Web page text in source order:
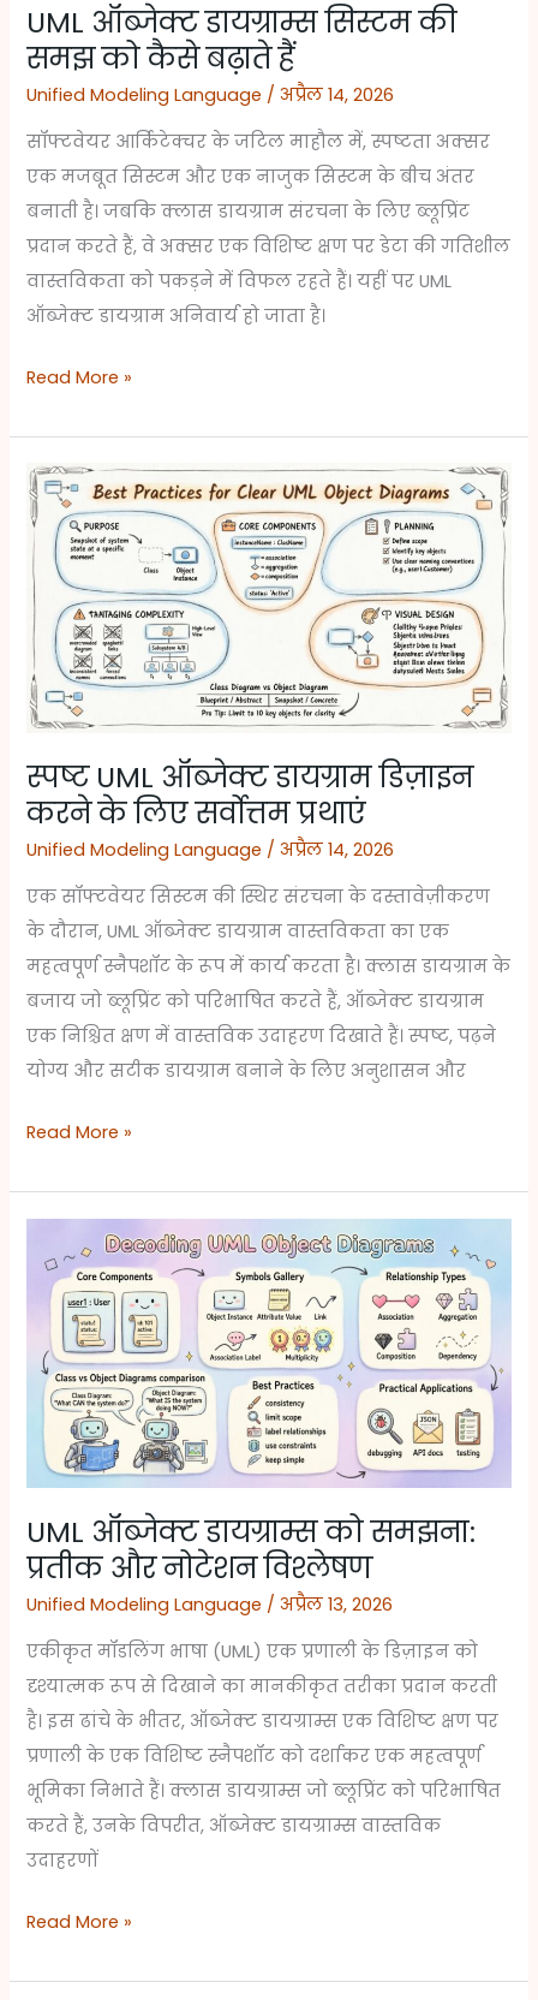
UML ऑब्जेक्ट डायग्राम्स सिस्टम की
समझ को कैसे बढ़ाते हैं
Unified Modeling Language /अप्रैल 14, 2026
सॉफ्टवेयर आर्किटेक्चर के जटिल माहौल में, स्पष्टता अक्सर
एक मजबूत सिस्टम और एक नाजुक सिस्टम के बीच अंतर
बनाती है। जबकि क्लास डायग्राम संरचना के लिए ब्लूप्रिंट
प्रदान करते हैं, वे अक्सर एक विशिष्ट क्षण पर डेटा की गतिशील
वास्तविकता को पकड़ने में विफल रहते हैं। यहीं पर UML
ऑब्जेक्ट डायग्राम अनिवार्य हो जाता है।
हैं
Read More »
स्पष्ट UML ऑब्जेक्ट डायग्राम डिज़ाइन
करने के लिए सर्वोत्तम प्रथाएं
Unified Modeling Language /अप्रैल 14, 2026
एक सॉफ्टवेयर सिस्टम की स्थिर संरचना के दस्तावेज़ीकरण
के दौरान, UML ऑब्जेक्ट डायग्राम वास्तविकता का एक
महत्वपूर्ण स्नैपशॉट के रूप में कार्य करता है। क्लास डायग्राम के
बजाय जो ब्लूप्रिंट को परिभाषित करते हैं, ऑब्जेक्ट डायग्राम
एक निश्चित क्षण में वास्तविक उदाहरण दिखाते हैं। स्पष्ट, पढ़ने
योग्य और सटीक डायग्राम बनाने के लिए अनुशासन और
स्पष्ट
UML
ऑब्जेक्ट
डायग्राम
डिज़ाइन
करने
के
लिए
प्रथाएं
Read More »
UML ऑब्जेक्ट डायग्राम्स को समझना:
प्रतीक और नोटेशन विश्लेषण
Unified Modeling Language /अप्रैल 13, 2026
एकीकृत मॉडलिंग भाषा (UML) एक प्रणाली के डिज़ाइन को
दृश्यात्मक रूप से दिखाने का मानकीकृत तरीका प्रदान करती
है। इस ढांचे के भीतर, ऑब्जेक्ट डायग्राम्स एक विशिष्ट क्षण पर
प्रणाली के एक विशिष्ट स्नैपशॉट को दर्शाकर एक महत्वपूर्ण
भूमिका निभाते हैं। क्लास डायग्राम्स जो ब्लूप्रिंट को परिभाषित
करते हैं, उनके विपरीत, ऑब्जेक्ट डायग्राम्स वास्तविक
उदाहरणों
ऑब्जेक्ट
डायग्राम्स
समझना:
प्रतीक
और
नोटेशन
Read More »